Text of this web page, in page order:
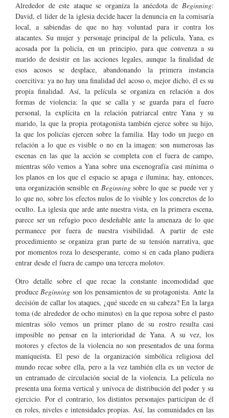
Alrededor de este ataque se organiza la anécdota de Beginning:
David, el líder de la iglesia decide hacer la denuncia en la comisaría
local, a sabiendas de que no hay voluntad para ir contra los
atacantes. Su mujer y personaje principal de la película, Yana, es
acosada por la policía, en un principio, para que convenza a su
marido de desistir en las acciones legales, aunque la finalidad de
esos acosos se desplace, abandonando la primera instancia
coercitiva: ya no hay una finalidad del acoso o, mejor dicho, él es su
propia finalidad. Así, la película se organiza en relación a dos
formas de violencia: la que se calla y se guarda para el fuero
personal, la explícita en la relación patriarcal entre Yana y su
marido, la que la propia protagonista también ejerce sobre su hijo,
la que los policías ejercen sobre la familia. Hay todo un juego en
relación a lo que es visible o no en la imagen: son numerosas las
escenas en las que la acción se completa con el fuera de campo,
mientras sólo vemos a Yana sobre una escenografía casi mínima o
los planos en los que el espacio se apaga e ilumina; hay, entonces,
una organización sensible en Beginningsobre lo que se puede ver y
lo que no, sobre los efectos nulos de lo visible y los concretos de lo
oculto. La iglesia que arde ante nuestra vista, en la primera escena,
parece ser un refugio poco desdeñable ante la amenaza de lo que
permanece por fuera de nuestra visibilidad. A partir de este
procedimiento se organiza gran parte de su tensión narrativa, que
por momentos roza lo desesperante, como si en cada plano pudiera
entrar desde el fuera de campo una tercera molotov.
Otro detalle sobre el que recae la constante incomodidad que
produce Beginning son los pensamientos de su protagonista. Ante la
decisión de callar los ataques, ¿qué sucede en su cabeza? En la larga
toma (de alrededor de ocho minutos) en la que reposa sobre el pasto
mientras sólo vemos un primer plano de su rostro resulta casi
imposible no pensar en la interioridad de Yana. A su vez, los
motores y efectos de la violencia no son presentados de una forma
maniqueísta. El peso de la organización simbólica religiosa del
mundo recae sobre ella, pero a la vez también ella es un vector de
un entramado de circulación social de la violencia. La película no
presenta una forma vertical y unívoca de distribución del poder y su
ejercicio. Por el contrario, los distintos personajes participan de él
en roles, niveles e intensidades propias. Así, las comunidades en las